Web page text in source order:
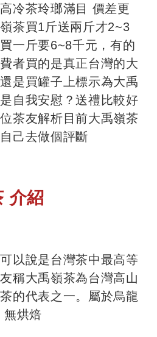
冷茶玲瑯滿目 價差更
茶買1斤送兩斤才2~3
一斤要6~8千元，有的
者買的是真正台灣的大
是買罐子上標示為大禹
自我安慰？送禮比較好
茶友解析目前大禹嶺茶
己去做個評斷
介紹
以說是台灣茶中最高等
稱大禹嶺茶為台灣高山
的代表之一。屬於烏龍
無烘焙